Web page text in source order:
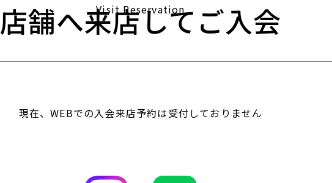
Visit Reservation
店舗へ来店してご入会
現在、WEBでの入会来店予約は受付しておりません